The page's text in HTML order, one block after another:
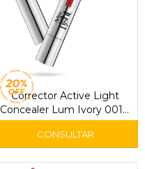
Corrector Active Light
Concealer Lum Ivory 001 –
Pupa